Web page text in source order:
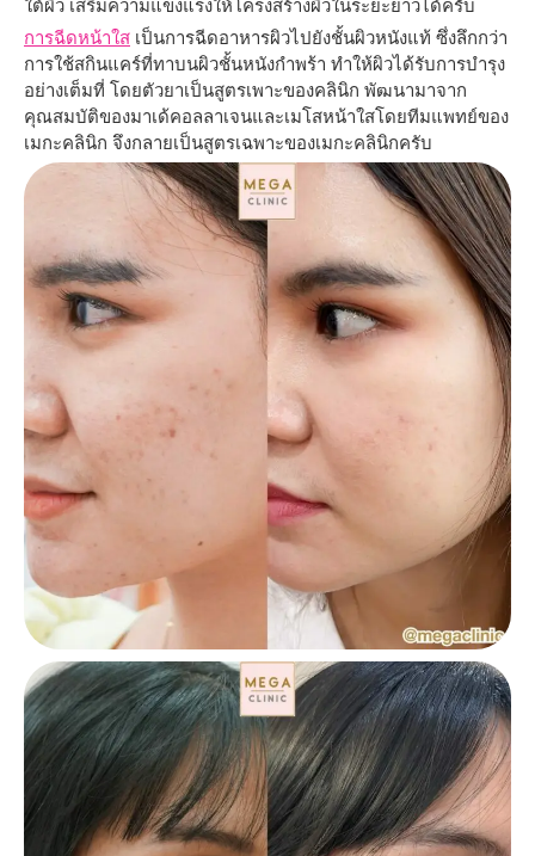
ใต้ผิว เสริมความแข็งแรงให้โครงสร้างผิวในระยะยาวได้ครับ
การฉีดหน้าใส เป็นการฉีดอาหารผิวไปยังชั้นผิวหนังแท้ ซึ่งลึกกว่า
การใช้สกินแคร์ที่ทาบนผิวชั้นหนังกำพร้า ทำให้ผิวได้รับการบำรุง
อย่างเต็มที่ โดยตัวยาเป็นสูตรเพาะของคลินิก พัฒนามาจาก
คุณสมบัติของมาเด้คอลลาเจนและเมโสหน้าใสโดยทีมแพทย์ของ
เมกะคลินิก จึงกลายเป็นสูตรเฉพาะของเมกะคลินิกครับ